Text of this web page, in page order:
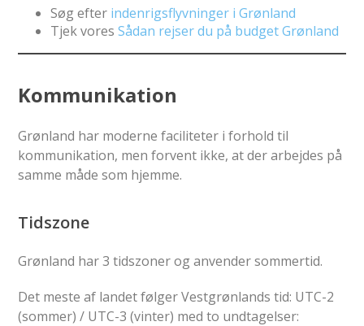
Søg efter indenrigsflyvninger i Grønland
Tjek voresSådan rejser du på budget Grønland
Kommunikation
Grønland har moderne faciliteter i forhold til
kommunikation, men forvent ikke, at der arbejdes på
samme måde som hjemme.
Tidszone
Grønland har 3 tidszoner og anvender sommertid.
Det meste af landet følger Vestgrønlands tid: UTC-2
(sommer) / UTC-3 (vinter) med to undtagelser: